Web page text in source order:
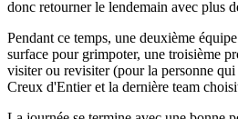
donc retourner le lendemain avec plus
Pendant ce temps, une deuxième
surface pour grimpoter, une troisième
visiter ou revisiter (pour la personne
Creux d'Entier et la dernière team